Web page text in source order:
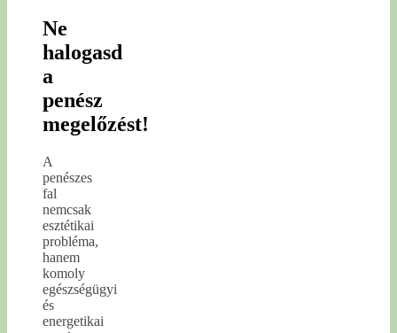
Ne
halogasd
a
penész
megelőzést!
A
penészes
fal
nemcsak
esztétikai
probléma,
hanem
komoly
egészségügyi
és
energetikai